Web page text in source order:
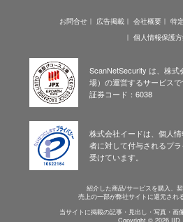
お問合せ 広告掲載 会社概要
特
個人情報保護
ScanNetSecurity は、株式
場）の運営するサービスで
証券コード：6038
株式会社イードは、個人
者に対して付与されるプ
受けています。
紹介した商品/サービスを購入、契
売上の一部が弊社サイトに還元され
当サイトに掲載の記事・見出し・写真・画
Copyright © 2026 IID,